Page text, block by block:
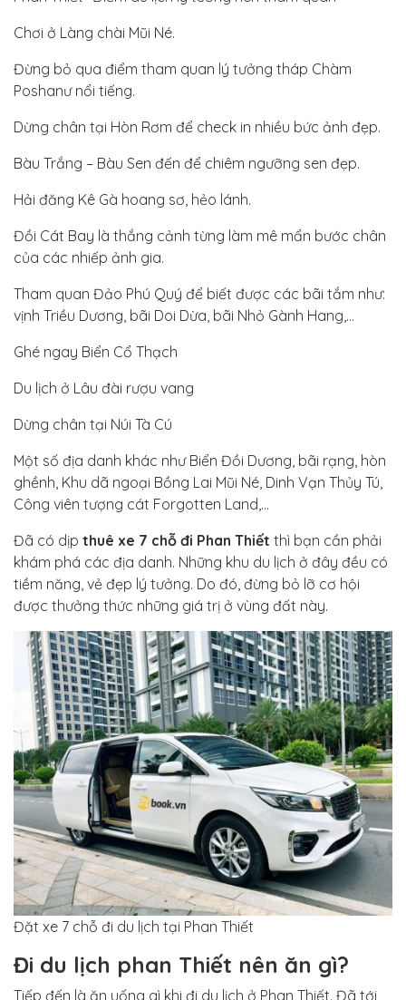
Chơi ở Làng chài Mũi Né.
Đừng bỏ qua điểm tham quan lý tưởng tháp Chàm
Poshanư nổi tiếng.
Dừng chân tại Hòn Rơm để check in nhiều bức ảnh đẹp.
Bàu Trắng – Bàu Sen đến để chiêm ngưỡng sen đẹp.
Hải đăng Kê Gà hoang sơ, hẻo lánh.
Đồi Cát Bay là thắng cảnh từng làm mê mẩn bước chân
của các nhiếp ảnh gia.
Tham quan Đảo Phú Quý để biết được các bãi tắm như:
vịnh Triều Dương, bãi Doi Dừa, bãi Nhỏ Gành Hang,…
Ghé ngay Biển Cổ Thạch
Du lịch ở Lâu đài rượu vang
Dừng chân tại Núi Tà Cú
Một số địa danh khác như Biển Đồi Dương, bãi rạng, hòn
ghềnh, Khu dã ngoại Bồng Lai Mũi Né, Dinh Vạn Thủy Tú,
Công viên tượng cát Forgotten Land,…
Đã có dịp thuê xe 7 chỗ đi Phan Thiết thì bạn cần phải
khám phá các địa danh. Những khu du lịch ở đây đều có
tiềm năng, vẻ đẹp lý tưởng. Do đó, đừng bỏ lỡ cơ hội
được thưởng thức những giá trị ở vùng đất này.
Đặt xe 7 chỗ đi du lịch tại Phan Thiết
Đi du lịch phan Thiết nên ăn gì?
Tiếp đến là ăn uống gì khi đi du lịch ở Phan Thiết. Đã tới